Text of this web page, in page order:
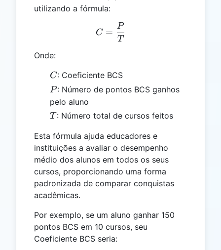
utilizando a fórmula:
C = \frac{P}{T}
C =
T
P
Onde:
C
C: Coeficiente BCS
P
P: Número de pontos BCS ganhos
pelo aluno
T
T : Número total de cursos feitos
Esta fórmula ajuda educadores e
instituições a avaliar o desempenho
médio dos alunos em todos os seus
cursos, proporcionando uma forma
padronizada de comparar conquistas
acadêmicas.
Por exemplo, se um aluno ganhar 150
pontos BCS em 10 cursos, seu
Coeficiente BCS seria: